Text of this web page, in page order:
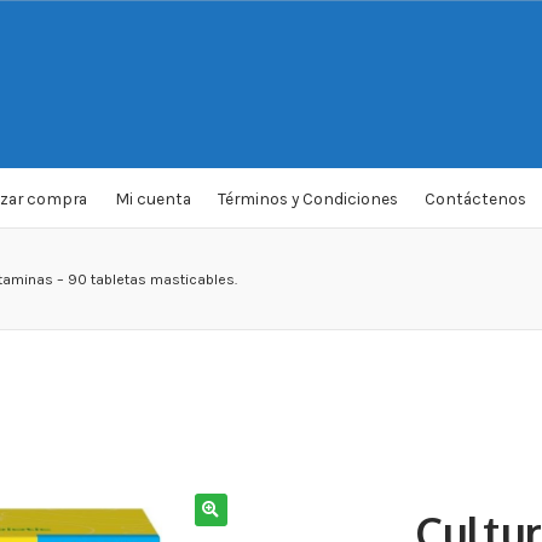
compra Mi cuenta Términos y Condiciones Contáctenos
– 90 tabletas masticables.